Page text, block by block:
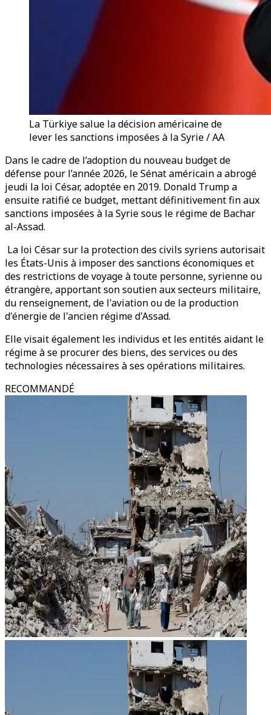
La Türkiye salue la décision américaine de
lever les sanctions imposées à la Syrie / AA
Dans le cadre de l’adoption du nouveau budget de
défense pour l’année 2026, le Sénat américain a abrogé
jeudi la loi César, adoptée en 2019. Donald Trump a
ensuite ratifié ce budget, mettant définitivement fin aux
sanctions imposées à la Syrie sous le régime de Bachar
al-Assad.
La loi César sur la protection des civils syriens autorisait
les États-Unis à imposer des sanctions économiques et
des restrictions de voyage à toute personne, syrienne ou
étrangère, apportant son soutien aux secteurs militaire,
du renseignement, de l'aviation ou de la production
d'énergie de l'ancien régime d'Assad.
Elle visait également les individus et les entités aidant le
régime à se procurer des biens, des services ou des
technologies nécessaires à ses opérations militaires.
RECOMMANDÉ